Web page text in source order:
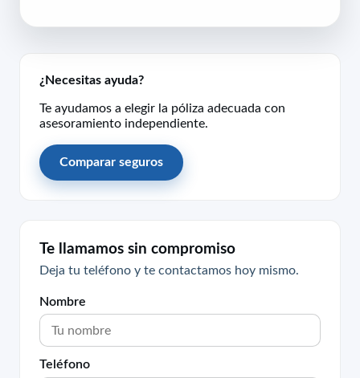
¿Necesitas ayuda?
Te ayudamos a elegir la póliza adecuada con
asesoramiento independiente.
Comparar seguros
Te llamamos sin compromiso
Deja tu teléfono y te contactamos hoy mismo.
Nombre
Teléfono